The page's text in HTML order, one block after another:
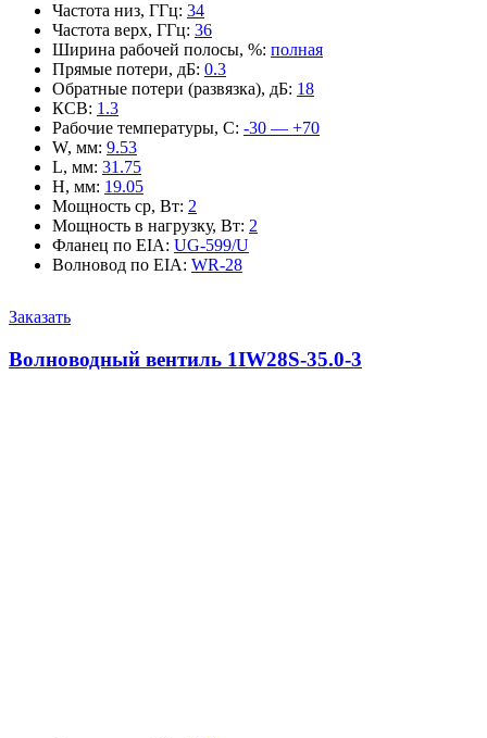
Частота низ, ГГц: 34
Частота верх, ГГц: 36
Ширина рабочей полосы, %: полная
Прямые потери, дБ: 0.3
Обратные потери (развязка), дБ: 18
КСВ: 1.3
Рабочие температуры, С: -30 — +70
W, мм: 9.53
L, мм: 31.75
H, мм: 19.05
Мощность ср, Вт: 2
Мощность в нагрузку, Вт: 2
Фланец по EIA: UG-599/U
Волновод по EIA: WR-28
Заказать
Волноводный вентиль 1IW28S-35.0-3